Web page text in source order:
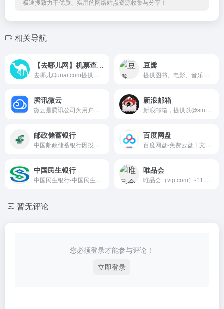
极速搜致力于优质、实用的网络站点资源收集与分享！
相关导航
【去哪儿网】机票查询预订，酒店预订，旅游团购，度假搜索，门票预订 豆瓣
腾讯微云 新浪邮箱
邮政储蓄银行 百度网盘
中国民生银行 唯品会
暂无评论
您必须登录才能参与评论！
立即登录